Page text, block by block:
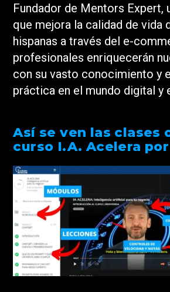
Fundador de Mentors Expert,
que mejora la calidad de vida
hispanas a través del e-
profesionales enriquecerán
con su vasto conocimiento y
práctica en el mundo digital y
Así se ven las clases
curso I.A. Acelera